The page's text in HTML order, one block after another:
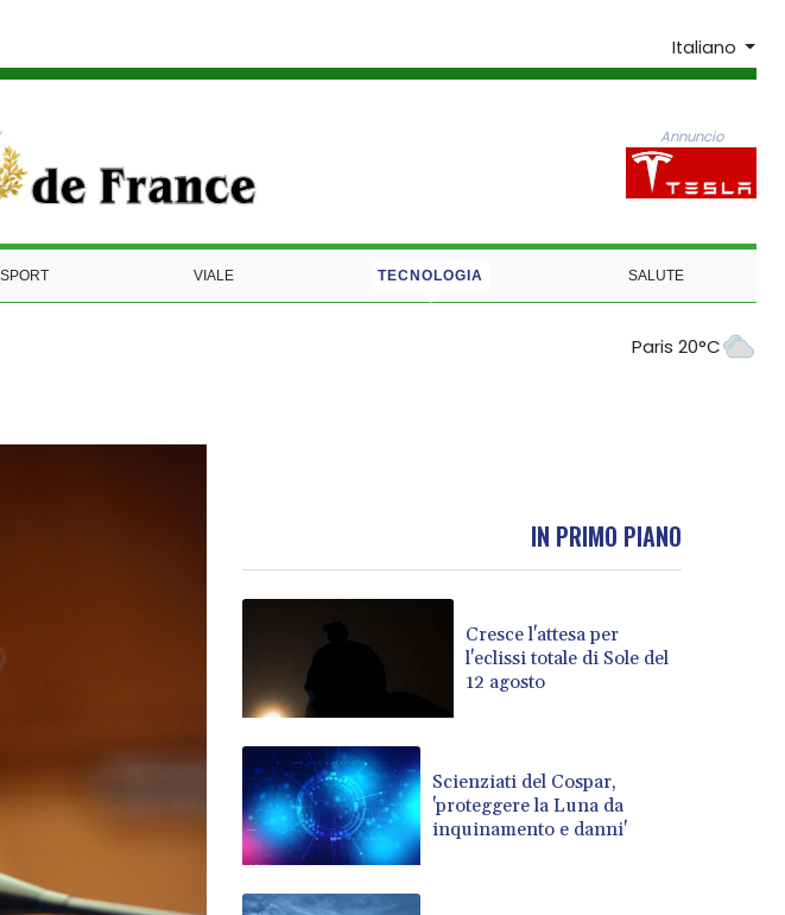
Italiano
Annuncio
SPORT VIALE TECNOLOGIA SALUTE
Paris 20°C
IN PRIMO PIANO
Cresce l'attesa per
l'eclissi totale di Sole del
12 agosto
Scienziati del Cospar,
'proteggere la Luna da
inquinamento e danni'